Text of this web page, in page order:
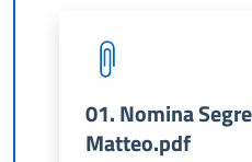
01. Nomina
Matteo.pdf